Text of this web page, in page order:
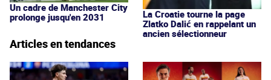
Un cadre de Manchester City
prolonge jusqu'en 2031
La Croatie tourne la page
Zlatko Dalić en rappelant un
ancien sélectionneur
Articles en tendances